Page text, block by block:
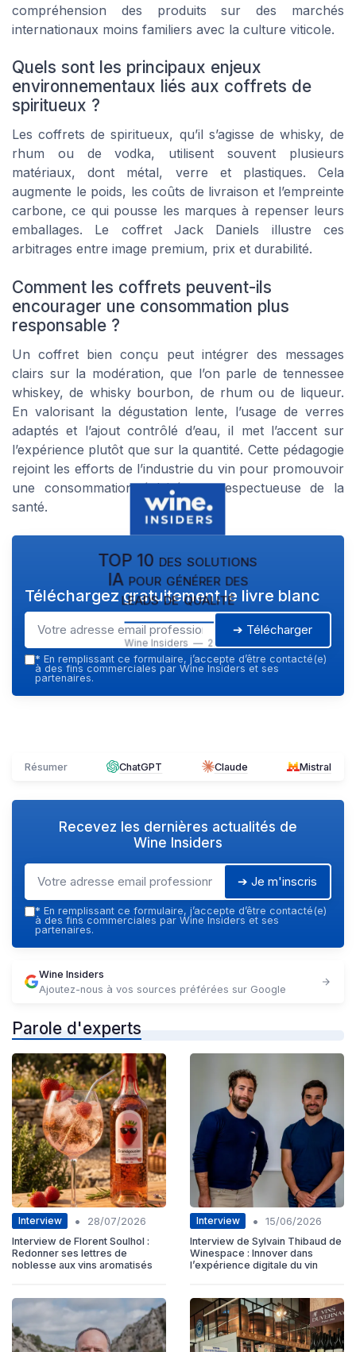
compréhension des produits sur des marchés
internationaux moins familiers avec la culture viticole.
Quels sont les principaux enjeux
environnementaux liés aux coffrets de
spiritueux ?
Les coffrets de spiritueux, qu’il s’agisse de whisky, de
rhum ou de vodka, utilisent souvent plusieurs
matériaux, dont métal, verre et plastiques. Cela
augmente le poids, les coûts de livraison et l’empreinte
carbone, ce qui pousse les marques à repenser leurs
emballages. Le coffret Jack Daniels illustre ces
arbitrages entre image premium, prix et durabilité.
Comment les coffrets peuvent-ils
encourager une consommation plus
responsable ?
Un coffret bien conçu peut intégrer des messages
clairs sur la modération, que l’on parle de tennessee
whiskey, de whisky bourbon, de rhum ou de liqueur.
En valorisant la dégustation lente, l’usage de verres
adaptés et l’ajout contrôlé d’eau, il met l’accent sur
l’expérience plutôt que sur la quantité. Cette pédagogie
rejoint les efforts de l’industrie du vin pour promouvoir
une consommation éclairée et respectueuse de la
santé.
TOP 10 des solutions
IA pour générer des
leads de qualité
Wine Insiders — 2026
Téléchargez gratuitement le livre blanc
➔ Télécharger
* En remplissant ce formulaire, j’accepte d’être contacté(e)
à des fins commerciales par Wine Insiders et ses
partenaires.
Résumer ChatGPT Claude Mistral
Recevez les dernières actualités de
Wine Insiders
➔ Je m'inscris
* En remplissant ce formulaire, j’accepte d’être contacté(e)
à des fins commerciales par Wine Insiders et ses
partenaires.
Wine Insiders
Ajoutez-nous à vos sources préférées sur Google
Parole d'experts
Interview •
28/07/2026
Interview de Florent Soulhol :
Redonner ses lettres de
noblesse aux vins aromatisés
Interview •
15/06/2026
Interview de Sylvain Thibaud de
Winespace : Innover dans
l’expérience digitale du vin